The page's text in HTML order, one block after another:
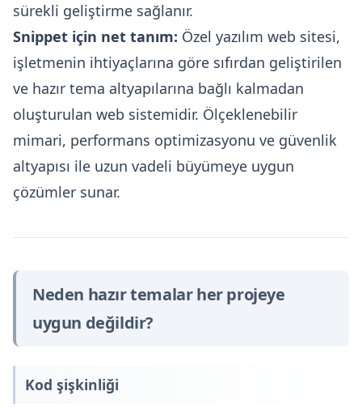
sürekli geliştirme sağlanır.
Snippet için net tanım: Özel yazılım web sitesi,
işletmenin ihtiyaçlarına göre sıfırdan geliştirilen
ve hazır tema altyapılarına bağlı kalmadan
oluşturulan web sistemidir. Ölçeklenebilir
mimari, performans optimizasyonu ve güvenlik
altyapısı ile uzun vadeli büyümeye uygun
çözümler sunar.
Neden hazır temalar her projeye
uygun değildir?
Kod şişkinliği